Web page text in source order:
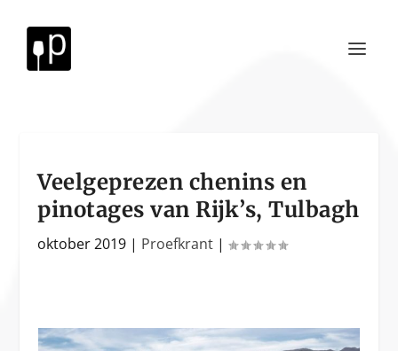
Veelgeprezen chenins en
pinotages van Rijk’s, Tulbagh
oktober 2019 | Proefkrant |